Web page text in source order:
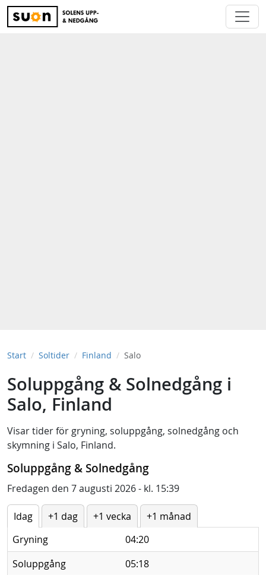
Start Soltider Finland Salo
Soluppgång & Solnedgång i
Salo, Finland
Visar tider för gryning, soluppgång, solnedgång och
skymning i Salo, Finland.
Soluppgång & Solnedgång
Fredagen den 7 augusti 2026 - kl. 15:39
Idag +1 dag +1 vecka
+1 månad
Gryning
04:20
Soluppgång
05:18